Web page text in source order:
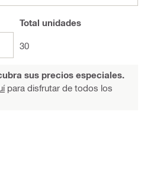
Total unidades
30
sus precios especiales.
para disfrutar de todos los